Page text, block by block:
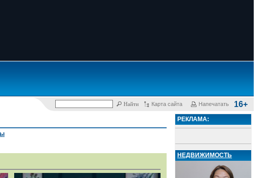
Карта сайта Напечатать 16+
РЕКЛАМА:
НЕДВИЖИМОСТЬ